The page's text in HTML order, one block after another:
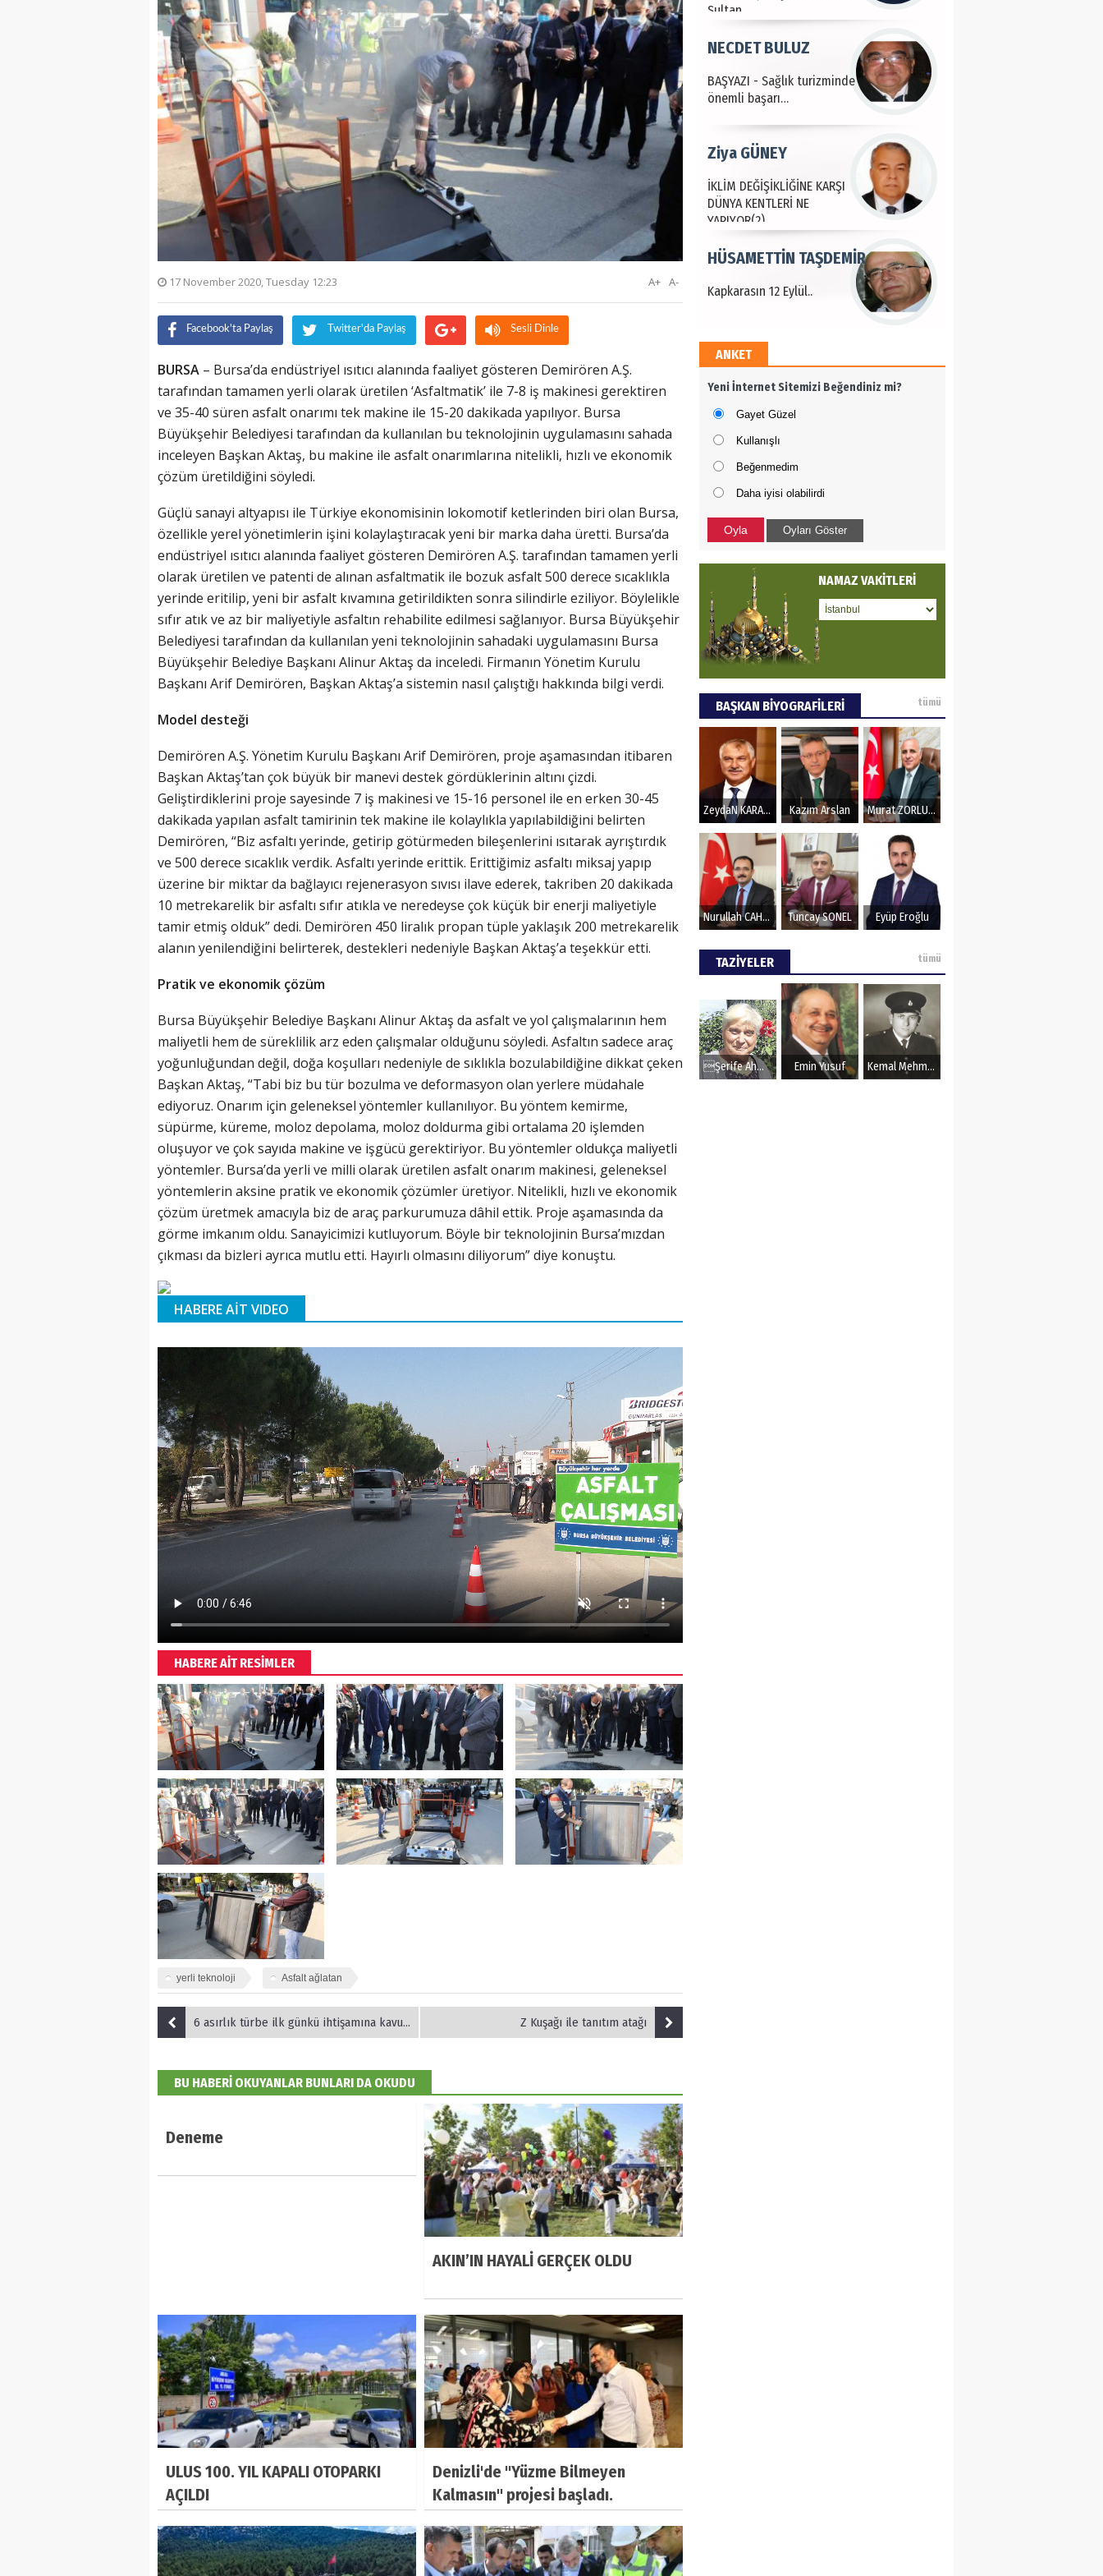
17 November 2020, Tuesday 12:23 A-
A+
Facebook'ta Paylaş Twitter'da Paylaş Sesli Dinle
BURSA – Bursa’da endüstriyel ısıtıcı alanında faaliyet gösteren Demirören A.Ş.
tarafından tamamen yerli olarak üretilen ‘Asfaltmatik’ ile 7-8 iş makinesi gerektiren
ve 35-40 süren asfalt onarımı tek makine ile 15-20 dakikada yapılıyor. Bursa
Büyükşehir Belediyesi tarafından da kullanılan bu teknolojinin uygulamasını sahada
inceleyen Başkan Aktaş, bu makine ile asfalt onarımlarına nitelikli, hızlı ve ekonomik
çözüm üretildiğini söyledi.
Güçlü sanayi altyapısı ile Türkiye ekonomisinin lokomotif ketlerinden biri olan Bursa,
özellikle yerel yönetimlerin işini kolaylaştıracak yeni bir marka daha üretti. Bursa’da
endüstriyel ısıtıcı alanında faaliyet gösteren Demirören A.Ş. tarafından tamamen yerli
olarak üretilen ve patenti de alınan asfaltmatik ile bozuk asfalt 500 derece sıcaklıkla
yerinde eritilip, yeni bir asfalt kıvamına getirildikten sonra silindirle eziliyor. Böylelikle
sıfır atık ve az bir maliyetiyle asfaltın rehabilite edilmesi sağlanıyor. Bursa Büyükşehir
Belediyesi tarafından da kullanılan yeni teknolojinin sahadaki uygulamasını Bursa
Büyükşehir Belediye Başkanı Alinur Aktaş da inceledi. Firmanın Yönetim Kurulu
Başkanı Arif Demirören, Başkan Aktaş’a sistemin nasıl çalıştığı hakkında bilgi verdi.
Model desteği
Demirören A.Ş. Yönetim Kurulu Başkanı Arif Demirören, proje aşamasından itibaren
Başkan Aktaş’tan çok büyük bir manevi destek gördüklerinin altını çizdi.
Geliştirdiklerini proje sayesinde 7 iş makinesi ve 15-16 personel ile en erken 30-45
dakikada yapılan asfalt tamirinin tek makine ile kolaylıkla yapılabildiğini belirten
Demirören, “Biz asfaltı yerinde, getirip götürmeden bileşenlerini ısıtarak ayrıştırdık
ve 500 derece sıcaklık verdik. Asfaltı yerinde erittik. Erittiğimiz asfaltı miksaj yapıp
üzerine bir miktar da bağlayıcı rejenerasyon sıvısı ilave ederek, takriben 20 dakikada
10 metrekarelik bir asfaltı sıfır atıkla ve neredeyse çok küçük bir enerji maliyetiyle
tamir etmiş olduk” dedi. Demirören 450 liralık propan tüple yaklaşık 200 metrekarelik
alanın yenilendiğini belirterek, destekleri nedeniyle Başkan Aktaş’a teşekkür etti.
Pratik ve ekonomik çözüm
Bursa Büyükşehir Belediye Başkanı Alinur Aktaş da asfalt ve yol çalışmalarının hem
maliyetli hem de süreklilik arz eden çalışmalar olduğunu söyledi. Asfaltın sadece araç
yoğunluğundan değil, doğa koşulları nedeniyle de sıklıkla bozulabildiğine dikkat çeken
Başkan Aktaş, “Tabi biz bu tür bozulma ve deformasyon olan yerlere müdahale
ediyoruz. Onarım için geleneksel yöntemler kullanılıyor. Bu yöntem kemirme,
süpürme, küreme, moloz depolama, moloz doldurma gibi ortalama 20 işlemden
oluşuyor ve çok sayıda makine ve işgücü gerektiriyor. Bu yöntemler oldukça maliyetli
yöntemler. Bursa’da yerli ve milli olarak üretilen asfalt onarım makinesi, geleneksel
yöntemlerin aksine pratik ve ekonomik çözümler üretiyor. Nitelikli, hızlı ve ekonomik
çözüm üretmek amacıyla biz de araç parkurumuza dâhil ettik. Proje aşamasında da
görme imkanım oldu. Sanayicimizi kutluyorum. Böyle bir teknolojinin Bursa’mızdan
çıkması da bizleri ayrıca mutlu etti. Hayırlı olmasını diliyorum” diye konuştu.
HABERE AİT VIDEO
HABERE AİT RESİMLER
yerli teknoloji Asfalt ağlatan
6 asırlık türbe ilk günkü ihtişamına kavuştu Z Kuşağı ile tanıtım atağı
BU HABERİ OKUYANLAR BUNLARI DA OKUDU
Deneme
AKIN’IN HAYALİ GERÇEK OLDU
ULUS 100. YIL KAPALI OTOPARKI
AÇILDI
Denizli'de "Yüzme Bilmeyen
Kalmasın" projesi başladı.
İKLİM DEĞİŞİKLİĞİNE KARŞI
DÜNYA KENTLERİ NE
Ziya GÜNEY
Kapkarasın 12 Eylül..
HÜSAMETTİN TAŞDEMİR
Bu proje ile neyi
Hakan SOYSAL
Türkiye tarımla para
kazanır..
ALİ BEKTAN
Gökova Kontrolü..
CAN PULAK
ANKET
Yeni İnternet Sitemizi Beğendiniz mi?
Gayet Güzel
Kullanışlı
Beğenmedim
Daha iyisi olabilirdi
Oyla Oyları Göster
NAMAZ VAKİTLERİ
BAŞKAN BİYOGRAFİLERİ tümü
ZeydaN KARALAR Kazım Arslan Murat ZORLUOĞLU
Nurullah CAHAN Tuncay SONEL Eyüp Eroğlu
TAZİYELER tümü
Şerife Ahmet Emin Yusuf Kemal Mehmet Kanmaz